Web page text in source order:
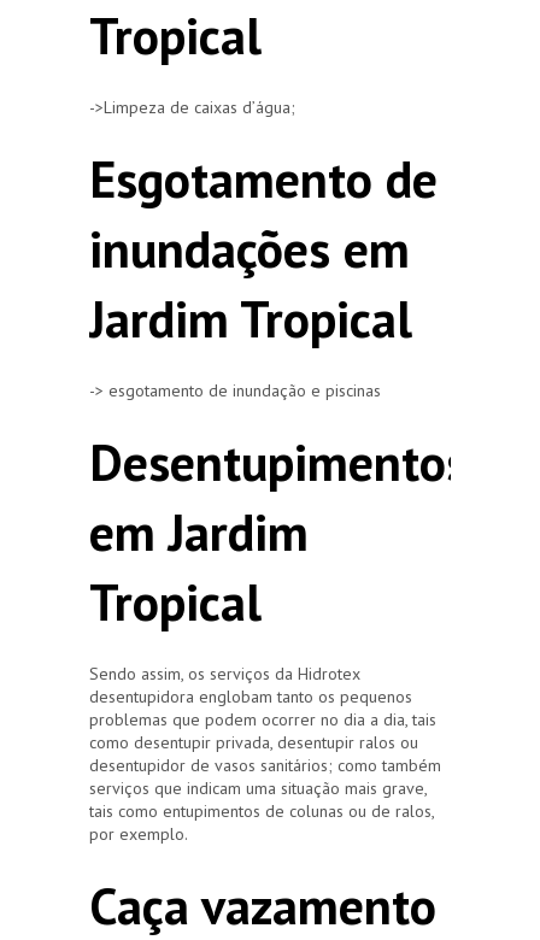
Tropical
->Limpeza de caixas d’água;
Esgotamento de
inundações em
Jardim Tropical
-> esgotamento de inundação e piscinas
Desentupimentos
em Jardim
Tropical
Sendo assim, os serviços da Hidrotex
desentupidora englobam tanto os pequenos
problemas que podem ocorrer no dia a dia, tais
como desentupir privada, desentupir ralos ou
desentupidor de vasos sanitários; como também
serviços que indicam uma situação mais grave,
tais como entupimentos de colunas ou de ralos,
por exemplo.
Caça vazamento